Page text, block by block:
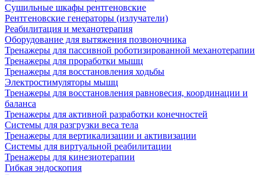
Сушильные шкафы рентгеновские
Рентгеновские генераторы (излучатели)
Реабилитация и механотерапия
Оборудование для вытяжения позвоночника
Тренажеры для пассивной роботизированной механотерапии
Тренажеры для проработки мышц
Тренажеры для восстановления ходьбы
Электростимуляторы мышц
Тренажеры для восстановления равновесия, координации и
баланса
Тренажеры для активной разработки конечностей
Системы для разгрузки веса тела
Тренажеры для вертикализации и активизации
Системы для виртуальной реабилитации
Тренажеры для кинезиотерапии
Гибкая эндоскопия